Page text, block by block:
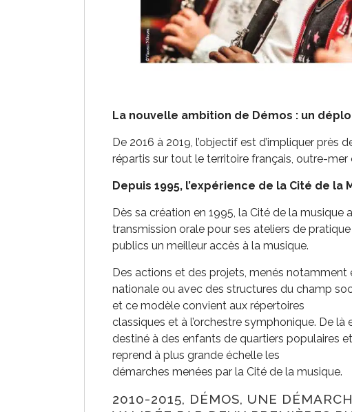
La nouvelle ambition de Démos : un
De 2016 à 2019, l’objectif est d’impliquer près
répartis sur tout le territoire français, outre-mer
Depuis 1995, l’expérience de la Cité de la
Dès sa création en 1995, la Cité de la
transmission orale pour ses ateliers de
publics un meilleur accès à la musique.
Des actions et des projets, menés notamment
nationale ou avec des structures du champ
et ce modèle convient aux répertoires
classiques et à l’orchestre symphonique. De
destiné à des enfants de quartiers populaires
reprend à plus grande échelle les
démarches menées par la Cité de la musique.
2010-2015, DÉMOS, UNE